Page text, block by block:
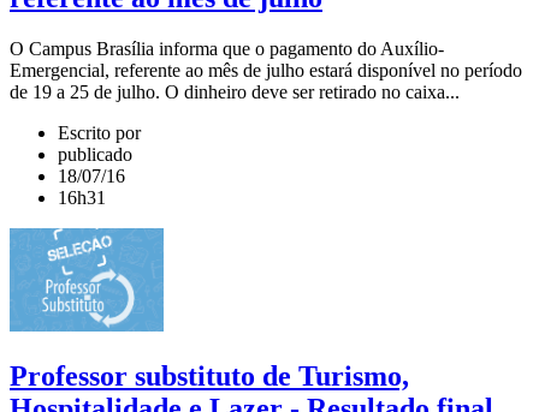
O Campus Brasília informa que o pagamento do Auxílio-
Emergencial, referente ao mês de julho estará disponível no período
de 19 a 25 de julho. O dinheiro deve ser retirado no caixa...
Escrito por
publicado
18/07/16
16h31
Professor substituto de Turismo,